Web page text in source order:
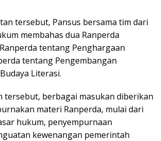
tersebut, Pansus bersama tim dari
membahas dua Ranperda
tentang Penghargaan
tentang Pengembangan
Literasi.
tersebut, berbagai masukan diberikan
materi Ranperda, mulai dari
hukum, penyempurnaan
kewenangan pemerintah